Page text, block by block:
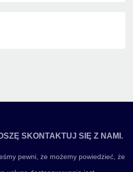
SKONTAKTUJ SIĘ Z NAMI.
pewni, że możemy powiedzieć, że